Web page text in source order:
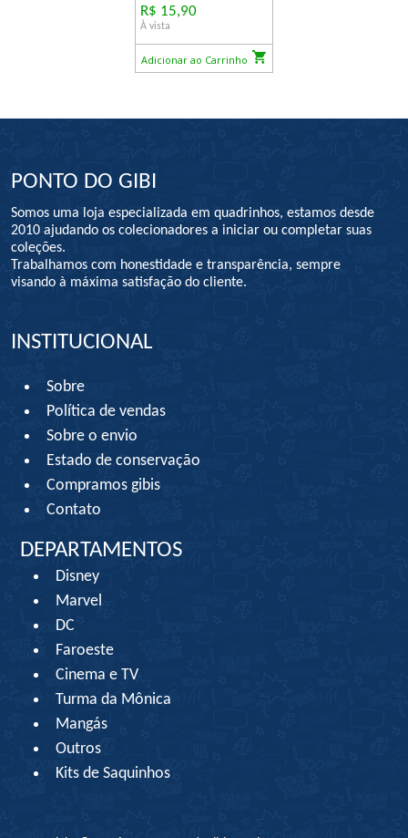
R$ 15,90
À vista
Adicionar ao Carrinho
PONTO DO GIBI
Somos uma loja especializada em quadrinhos, estamos desde
2010 ajudando os colecionadores a iniciar ou completar suas
coleções.
Trabalhamos com honestidade e transparência, sempre
visando à máxima satisfação do cliente.
INSTITUCIONAL
Sobre
Política de vendas
Sobre o envio
Estado de conservação
Compramos gibis
Contato
DEPARTAMENTOS
Disney
Marvel
DC
Faroeste
Cinema e TV
Turma da Mônica
Mangás
Outros
Kits de Saquinhos